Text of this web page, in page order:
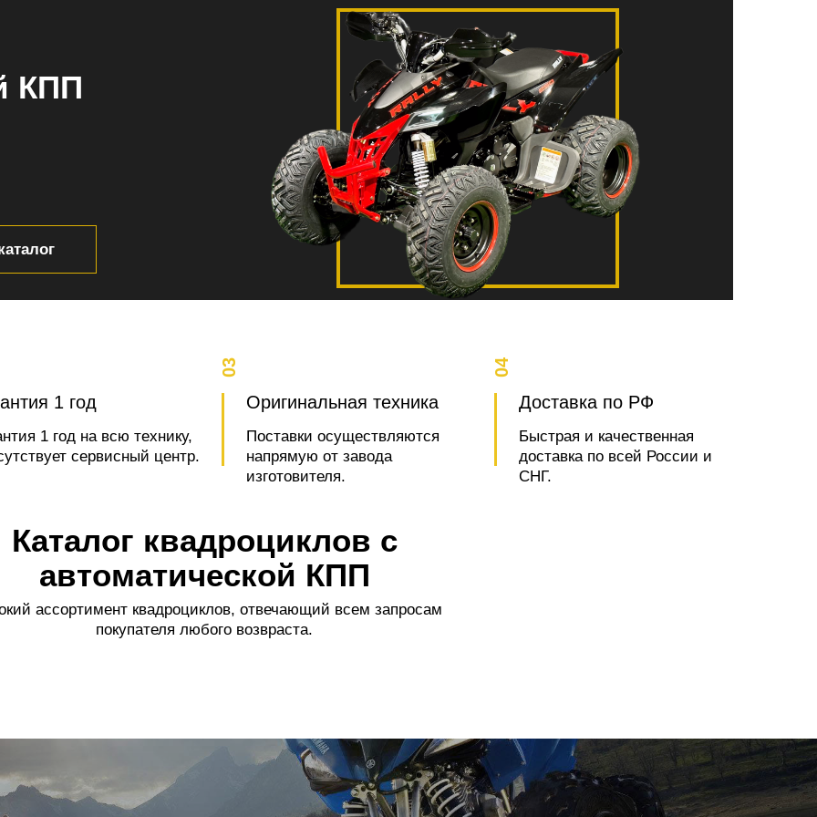
КПП
1 год
1 год на всю технику,
сервисный центр.
Оригинальная техника
Поставки осуществляются
напрямую от завода
изготовителя.
Доставка по РФ
Быстрая и качественная
доставка по всей России и
СНГ.
03 04
Каталог квадроциклов с
автоматической КПП
ассортимент квадроциклов, отвечающий всем запросам
покупателя любого возвраста.